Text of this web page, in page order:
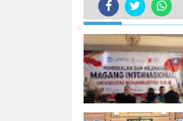
TERKINI